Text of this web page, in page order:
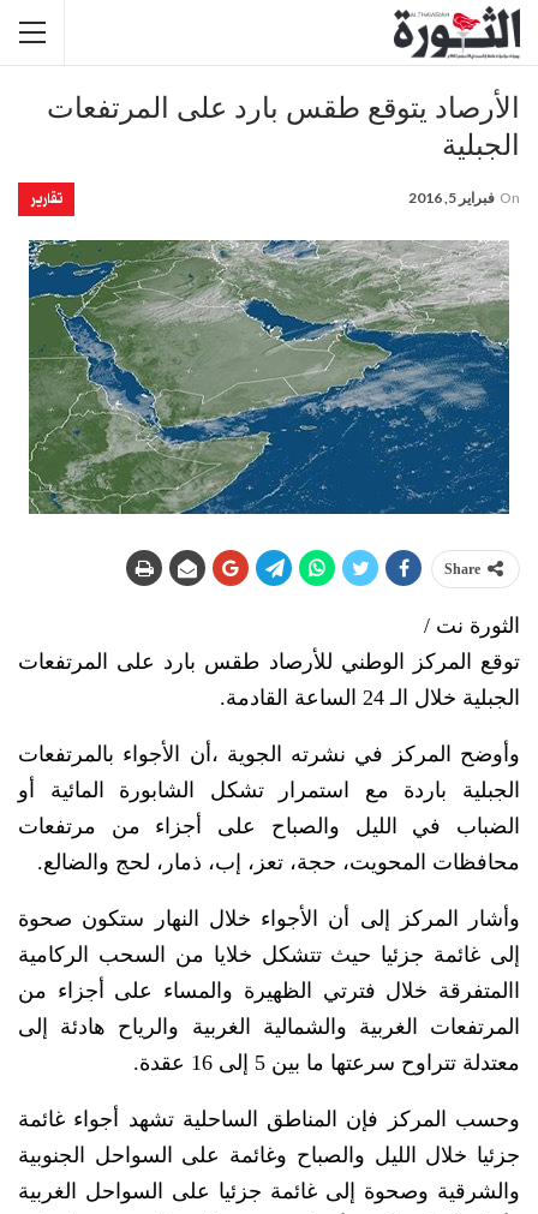
الأرصاد يتوقع طقس بارد على المرتفعات
الجبلية
تقارير On فبراير 5, 2016
Share
الثورة نت /
توقع المركز الوطني للأرصاد طقس بارد على المرتفعات
الجبلية خلال الـ 24 الساعة القادمة.
وأوضح المركز في نشرته الجوية ،أن الأجواء بالمرتفعات
الجبلية باردة مع استمرار تشكل الشابورة المائية أو
الضباب في الليل والصباح على أجزاء من مرتفعات
محافظات المحويت، حجة، تعز، إب، ذمار، لحج والضالع.
وأشار المركز إلى أن الأجواء خلال النهار ستكون صحوة
إلى غائمة جزئيا حيث تتشكل خلايا من السحب الركامية
االمتفرقة خلال فترتي الظهيرة والمساء على أجزاء من
المرتفعات الغربية والشمالية الغربية والرياح هادئة إلى
معتدلة تتراوح سرعتها ما بين 5 إلى 16 عقدة.
وحسب المركز فإن المناطق الساحلية تشهد أجواء غائمة
جزئيا خلال الليل والصباح وغائمة على السواحل الجنوبية
والشرقية وصحوة إلى غائمة جزئيا على السواحل الغربية